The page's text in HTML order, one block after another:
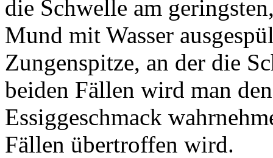
die Schwelle am
Mund mit Wasser
Zungenspitze, an der die
beiden Fällen wird man
Essiggeschmack
Fällen übertroffen wird.